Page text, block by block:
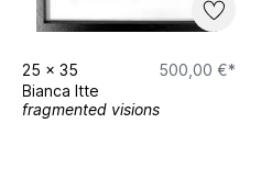
25 x 35
500,00 €*
Bianca Itte
fragmented visions